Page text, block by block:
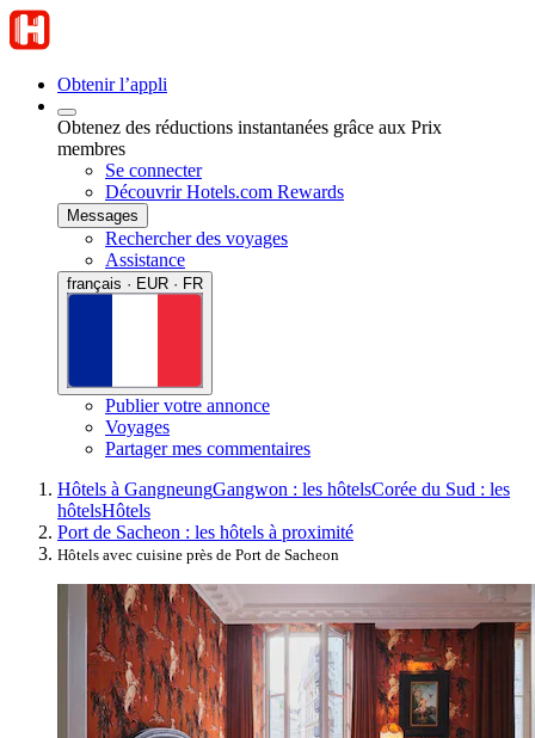
Obtenir l’appli
Obtenez des réductions instantanées grâce aux Prix
membres
Se connecter
Découvrir Hotels.com Rewards
Messages
Rechercher des voyages
Assistance
français · EUR · FR
Publier votre annonce
Voyages
Partager mes commentaires
Hôtels à GangneungGangwon : les hôtelsCorée du Sud : les
hôtelsHôtels
Port de Sacheon : les hôtels à proximité
Hôtels avec cuisine près de Port de Sacheon